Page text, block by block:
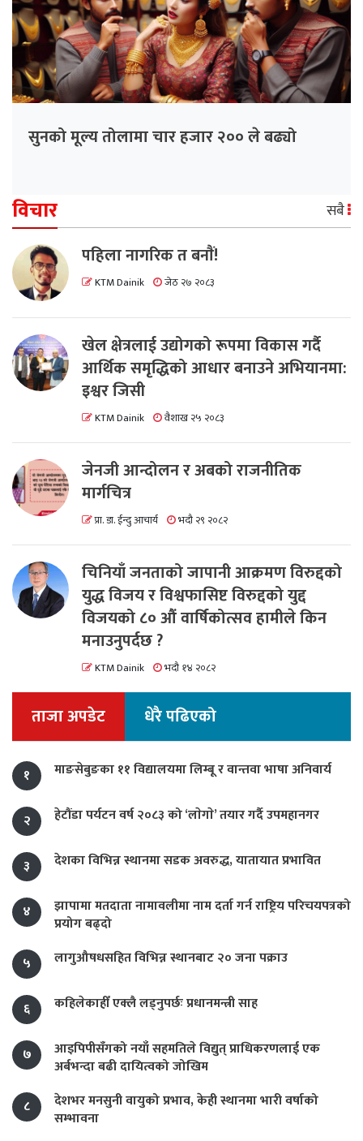
सुनको मूल्य तोलामा चार हजार २०० ले बढ्यो
विचार सबै
पहिला नागरिक त बनाैं!
KTM Dainik जेठ २७ २०८३
खेल क्षेत्रलाई उद्योगको रूपमा विकास गर्दै
आर्थिक समृद्धिको आधार बनाउने अभियानमा:
इश्वर जिसी
KTM Dainik वैशाख २५ २०८३
जेनजी आन्दोलन र अबको राजनीतिक
मार्गचित्र
प्रा. डा. ईन्दु आचार्य भदौ २९ २०८२
चिनियाँ जनताको जापानी आक्रमण विरुद्दको
युद्ध विजय र विश्वफासिष्ट विरुद्दको युद्द
विजयको ८० औं वार्षिकोत्सव हामीले किन
मनाउनुपर्दछ ?
KTM Dainik भदौ १४ २०८२
ताजा अपडेट धेरै पढिएको
१ माङसेबुङका ११ विद्यालयमा लिम्बू र वान्तवा भाषा अनिवार्य
२ हेटौंडा पर्यटन वर्ष २०८३ को ‘लाेगाे’ तयार गर्दै उपमहानगर
३ देशका विभिन्न स्थानमा सडक अवरुद्ध, यातायात प्रभावित
४
झापामा मतदाता नामावलीमा नाम दर्ता गर्न राष्ट्रिय परिचयपत्रको
प्रयोग बढ्दो
५
लागुऔषधसहित विभिन्न स्थानबाट २० जना पक्राउ
६ कहिलेकाहीँ एक्लै लड्नुपर्छः प्रधानमन्त्री साह
७
आइपिपीसँगको नयाँ सहमतिले विद्युत् प्राधिकरणलाई एक
अर्बभन्दा बढी दायित्वको जोखिम
८
देशभर मनसुनी वायुको प्रभाव, केही स्थानमा भारी वर्षाको
सम्भावना